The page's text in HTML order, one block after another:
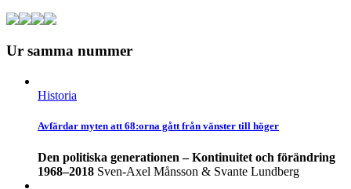
Ur samma nummer
Historia
Avfärdar myten att 68:orna gått från vänster till höger
Den politiska generationen – Kontinuitet och förändring
1968–2018 Sven-Axel Månsson & Svante Lundberg